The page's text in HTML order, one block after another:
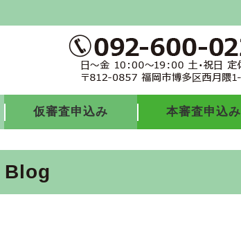
仮審査申込み 本審査申込み
Blog